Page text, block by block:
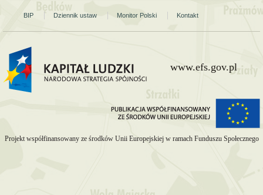
BIP Dziennik ustaw Monitor Polski Kontakt
www.efs.gov.pl
Projekt współfinansowany ze środków Unii Europejskiej w ramach Funduszu Społecznego